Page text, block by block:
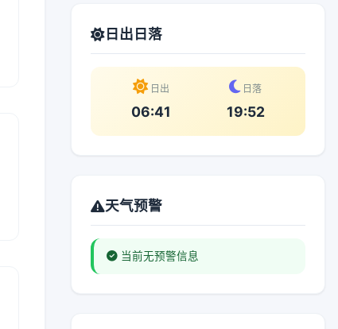
日出日落
日出
06:41
日落
19:52
天气预警
当前无预警信息